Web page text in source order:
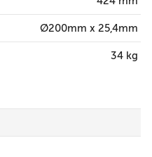
Ø200mm x 25,4mm
34 kg